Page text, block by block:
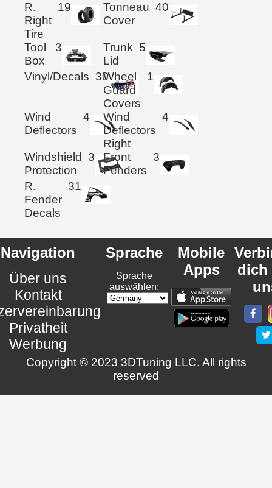
R.
Right
Tire
19
Tonneau
Cover
40
Tool
Box
3
Trunk
Lid
5
Vinyl/Decals 30Wheel
Guard
Covers
1
Wind
Deflectors
4
Wind
Deflectors
Right
4
Windshield
Protection
3
Front
Fenders
3
R.
Fender
Decals
31
Navigation
Über uns
Kontakt
Privatheit
Werbung
Sprache
Sprache
auswählen:
Mobile
Apps
dich
Copyright © 2023 3DTuning LLC. All rights
reserved